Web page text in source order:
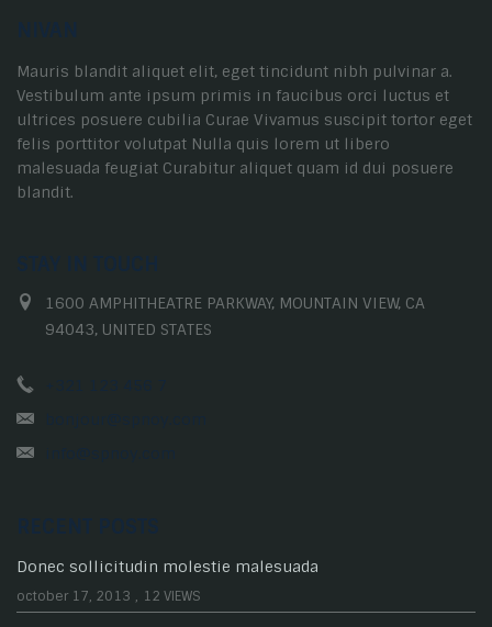
Mauris blandit aliquet elit, eget tincidunt nibh pulvinar a.
Vestibulum ante ipsum primis in faucibus orci luctus et
ultrices posuere cubilia Curae Vivamus suscipit tortor eget
felis porttitor volutpat Nulla quis lorem ut libero
malesuada feugiat Curabitur aliquet quam id dui posuere
blandit.
1600 AMPHITHEATRE PARKWAY, MOUNTAIN VIEW, CA
94043, UNITED STATES
Donec sollicitudin molestie malesuada
october 17, 2013 , 12 VIEWS